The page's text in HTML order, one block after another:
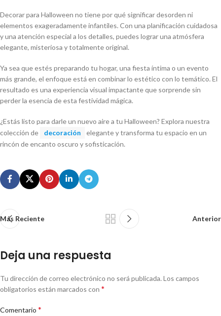
Decorar para Halloween no tiene por qué significar desorden ni
elementos exageradamente infantiles. Con una planificación cuidadosa
y una atención especial a los detalles, puedes lograr una atmósfera
elegante, misteriosa y totalmente original.
Ya sea que estés preparando tu hogar, una fiesta íntima o un evento
más grande, el enfoque está en combinar lo estético con lo temático. El
resultado es una experiencia visual impactante que sorprende sin
perder la esencia de esta festividad mágica.
¿Estás listo para darle un nuevo aire a tu Halloween? Explora nuestra
colección de
decoración
elegante y transforma tu espacio en un
rincón de encanto oscuro y sofisticación.
Más Reciente Anterior
Deja una respuesta
Tu dirección de correo electrónico no será publicada. Los campos
obligatorios están marcados con *
Comentario *